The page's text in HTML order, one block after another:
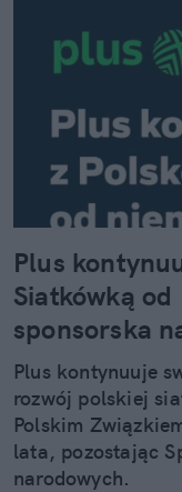
Plus
Siatkówką
sponsorska
Plus kontynuuje
rozwój polskiej
Polskim
lata, pozostając
narodowych.